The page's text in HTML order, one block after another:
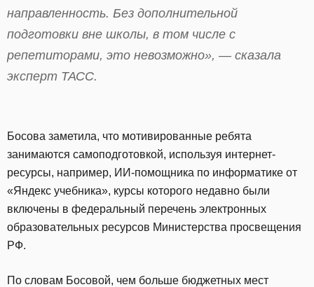
направленность. Без дополнительной
подготовки вне школы, в том числе с
репетиторами, это невозможно», — сказала
эксперт ТАСС.
Босова заметила, что мотивированные ребята
занимаются самоподготовкой, используя интернет-
ресурсы, например, ИИ-помощника по информатике от
«Яндекс учебника», курсы которого недавно были
включены в федеральный перечень электронных
образовательных ресурсов Министерства просвещения
РФ.
По словам Босовой, чем больше бюджетных мест